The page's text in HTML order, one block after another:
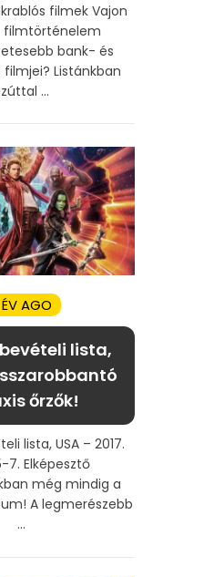
filmek Vajon
filmtörténelem
bank- és
Listánkban
...
AGO
lista,
őrzők!
lista, USA – 2017.
7. Elképesztő
még mindig a
A legmerészebb
...